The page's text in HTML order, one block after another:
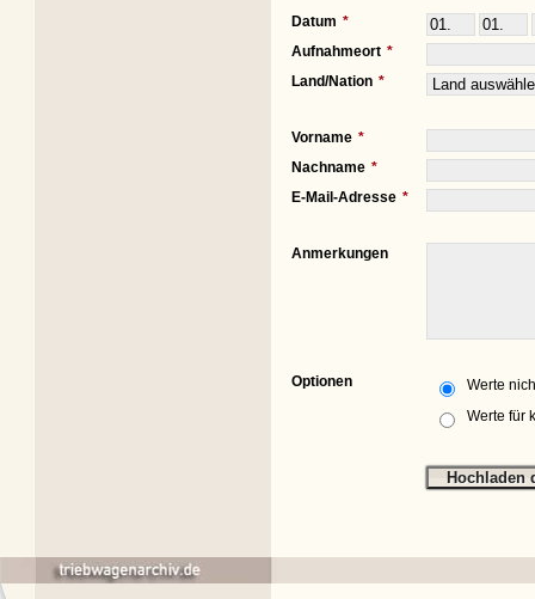
Datum
Aufnahmeort
Land/Nation
Vorname
Nachname
E-Mail-Adresse
Anmerkungen
Optionen
Werte
Werte für